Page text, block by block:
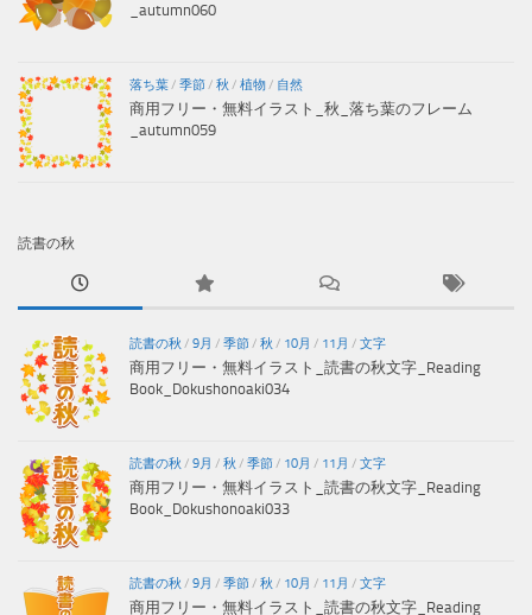
_autumn060
落ち葉/ 季節/ 秋 / 植物/ 自然
商用フリー・無料イラスト_秋_落ち葉のフレーム
_autumn059
読書の秋
読書の秋 / 9月 / 季節/ 秋 / 10月 / 11月 / 文字
商用フリー・無料イラスト_読書の秋文字_Reading
Book_Dokushonoaki034
読書の秋 / 9月 / 秋 / 季節/ 10月 / 11月 / 文字
商用フリー・無料イラスト_読書の秋文字_Reading
Book_Dokushonoaki033
読書の秋 / 9月 / 季節/ 秋 / 10月 / 11月 / 文字
商用フリー・無料イラスト_読書の秋文字_Reading